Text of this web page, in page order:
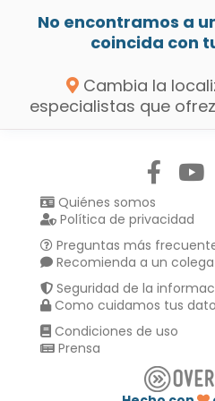
No encontramos a
coincida con
Cambia la
especialistas que
Quiénes somos
Política de privacidad
Preguntas más
Recomienda a un colega
Seguridad de la
Como cuidamos tus
Condiciones de uso
Prensa